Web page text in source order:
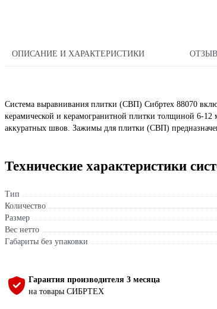
ОПИСАНИЕ И ХАРАКТЕРИСТИКИ
Система выравнивания плитки (СВП) Сибртех 88070
керамической и керамогранитной плитки толщиной 6-
аккуратных швов. Зажимы для плитки (СВП)
Технические характеристики
Тип
Количество
Размер
Вес нетто
Габариты без упаковки
Гарантия производителя 3 месяца
на товары СИБРТЕХ